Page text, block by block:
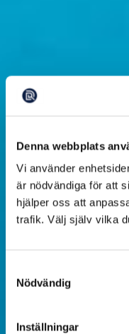
Denna webbplats
Vi använder
är nödvändiga för att
hjälper oss att
trafik. Välj själv vilka
Nödvändig
Inställningar